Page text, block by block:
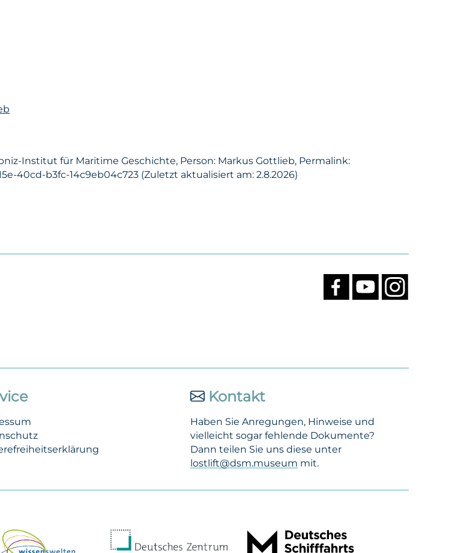
Institut für Maritime Geschichte, Person: Markus Gottlieb, Permalink:
40cd-b3fc-14c9eb04c723 (Zuletzt aktualisiert am: 2.8.2026)
Kontakt
Haben Sie Anregungen, Hinweise und
vielleicht sogar fehlende Dokumente?
Dann teilen Sie uns diese unter
lostlift@dsm.museum mit.